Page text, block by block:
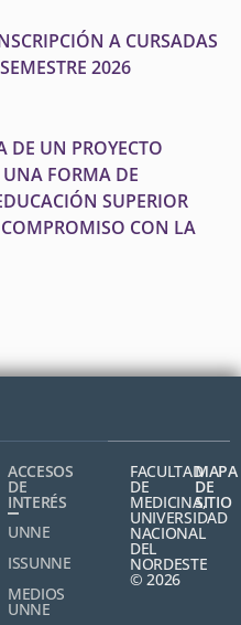
A CURSADAS
2026
DE UN PROYECTO
UNA FORMA DE
SUPERIOR
CON LA
ACCESOS
DE
INTERÉS
UNNE
ISSUNNE
MEDIOS
UNNE
FACULTAD
DE
MEDICINA,
UNIVERSIDAD
NACIONAL
DEL
NORDESTE
© 2026
MAPA
DE
SITIO